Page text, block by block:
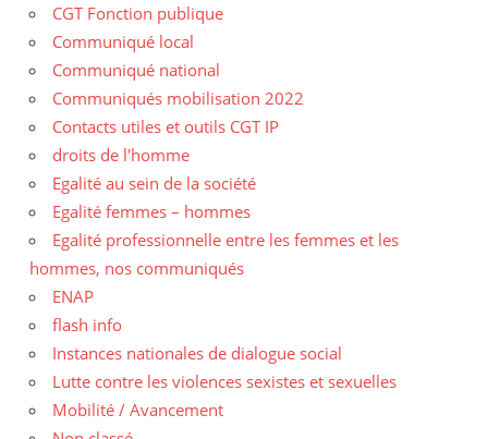
CGT Fonction publique
Communiqué local
Communiqué national
Communiqués mobilisation 2022
Contacts utiles et outils CGT IP
droits de l'homme
Egalité au sein de la société
Egalité femmes – hommes
Egalité professionnelle entre les femmes et les
hommes, nos communiqués
ENAP
flash info
Instances nationales de dialogue social
Lutte contre les violences sexistes et sexuelles
Mobilité / Avancement